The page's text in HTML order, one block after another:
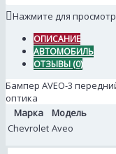
Нажмите для
ОПИСАНИЕ
АВТОМОБИЛЬ
ОТЗЫВЫ (0)
Бампер AVEO-3
оптика
Марка
Модель
Chevrolet Aveo